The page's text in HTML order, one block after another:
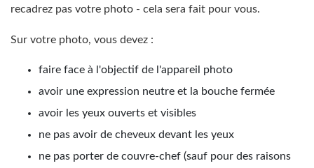
recadrez pas votre photo - cela sera fait pour vous.
Sur votre photo, vous devez :
faire face à l'objectif de l'appareil photo
avoir une expression neutre et la bouche fermée
avoir les yeux ouverts et visibles
ne pas avoir de cheveux devant les yeux
ne pas porter de couvre-chef (sauf pour des raisons